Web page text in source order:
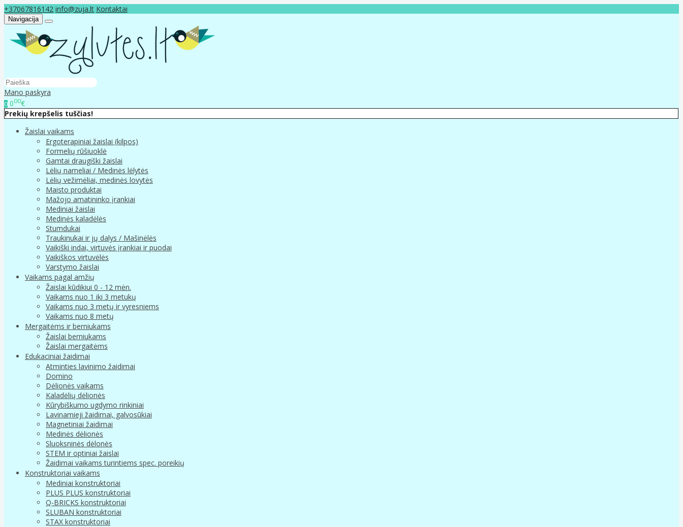
+37067816142 info@zuja.lt Kontaktai
Navigacija
Mano paskyra
0 000€
Prekių krepšelis tuščias!
Žaislai vaikams
Ergoterapiniai žaislai (kilpos)
Formelių rūšiuoklė
Gamtai draugiški žaislai
Lėlių nameliai / Medinės lėlytės
Lėlių vežimėliai, medinės lovytės
Maisto produktai
Mažojo amatininko įrankiai
Mediniai žaislai
Medinės kaladėlės
Stumdukai
Traukinukai ir jų dalys / Mašinėlės
Vaikiški indai, virtuvės įrankiai ir puodai
Vaikiškos virtuvėlės
Varstymo žaislai
Vaikams pagal amžių
Žaislai kūdikiui 0 - 12 mėn.
Vaikams nuo 1 iki 3 metukų
Vaikams nuo 3 metų ir vyresniems
Vaikams nuo 8 metų
Mergaitėms ir berniukams
Žaislai berniukams
Žaislai mergaitėms
Edukaciniai žaidimai
Atminties lavinimo žaidimai
Domino
Dėlionės vaikams
Kaladėlių dėlionės
Kūrybiškumo ugdymo rinkiniai
Lavinamieji žaidimai, galvosūkiai
Magnetiniai žaidimai
Medinės dėlionės
Sluoksninės dėlonės
STEM ir optiniai žaislai
Žaidimai vaikams turintiems spec. poreikių
Konstruktoriai vaikams
Mediniai konstruktoriai
PLUS PLUS konstruktoriai
Q-BRICKS konstruktoriai
SLUBAN konstruktoriai
STAX konstruktoriai